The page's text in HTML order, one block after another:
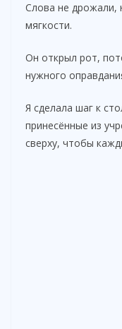
Слова не дрожали,
мягкости.
Он открыл рот,
нужного
Я сделала шаг к
принесённые из
сверху, чтобы